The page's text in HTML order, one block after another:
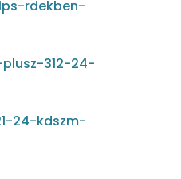
rdekben-
312-24-
24-kdszm-